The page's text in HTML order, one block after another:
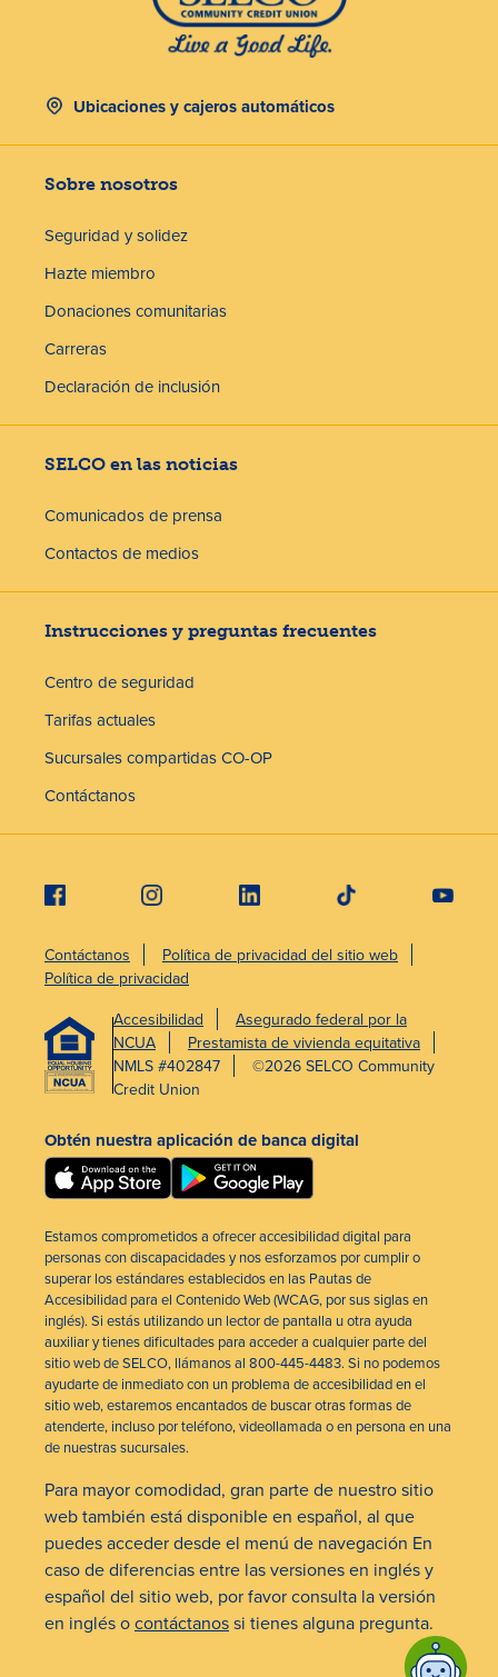
Ubicaciones y cajeros automáticos
Sobre nosotros
Seguridad y solidez
Hazte miembro
Donaciones comunitarias
Carreras
Declaración de inclusión
SELCO en las noticias
Comunicados de prensa
Contactos de medios
Instrucciones y preguntas frecuentes
Centro de seguridad
Tarifas actuales
Sucursales compartidas CO-OP
Contáctanos
Contáctanos
Política de privacidad del sitio web
Política de privacidad
Accesibilidad
Asegurado federal por la
NCUA
Prestamista de vivienda equitativa
NMLS #402847
©2026 SELCO Community
Credit Union
Obtén nuestra aplicación de banca digital
Estamos comprometidos a ofrecer accesibilidad digital para
personas con discapacidades y nos esforzamos por cumplir o
superar los estándares establecidos en las Pautas de
Accesibilidad para el Contenido Web (WCAG, por sus siglas en
inglés). Si estás utilizando un lector de pantalla u otra ayuda
auxiliar y tienes dificultades para acceder a cualquier parte del
sitio web de SELCO, llámanos al 800-445-4483. Si no podemos
ayudarte de inmediato con un problema de accesibilidad en el
sitio web, estaremos encantados de buscar otras formas de
atenderte, incluso por teléfono, videollamada o en persona en una
de nuestras sucursales.
Para mayor comodidad, gran parte de nuestro sitio
web también está disponible en español, al que
puedes acceder desde el menú de navegación En
caso de diferencias entre las versiones en inglés y
español del sitio web, por favor consulta la versión
en inglés ocontáctanossi tienes alguna pregunta.